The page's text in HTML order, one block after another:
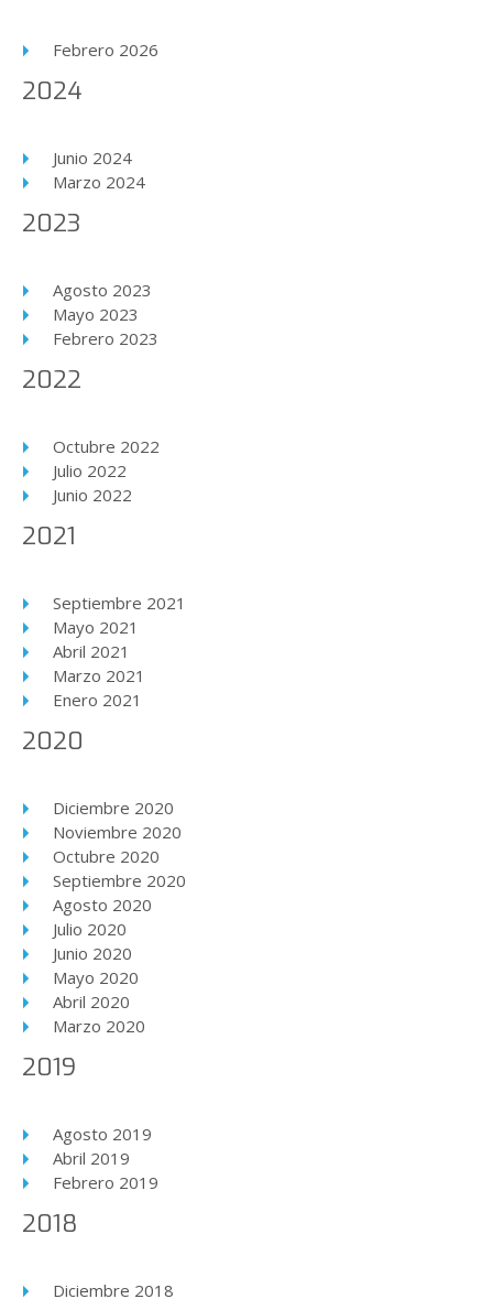
Febrero 2026
2024
Junio 2024
Marzo 2024
2023
Agosto 2023
Mayo 2023
Febrero 2023
2022
Octubre 2022
Julio 2022
Junio 2022
2021
Septiembre 2021
Mayo 2021
Abril 2021
Marzo 2021
Enero 2021
2020
Diciembre 2020
Noviembre 2020
Octubre 2020
Septiembre 2020
Agosto 2020
Julio 2020
Junio 2020
Mayo 2020
Abril 2020
Marzo 2020
2019
Agosto 2019
Abril 2019
Febrero 2019
2018
Diciembre 2018